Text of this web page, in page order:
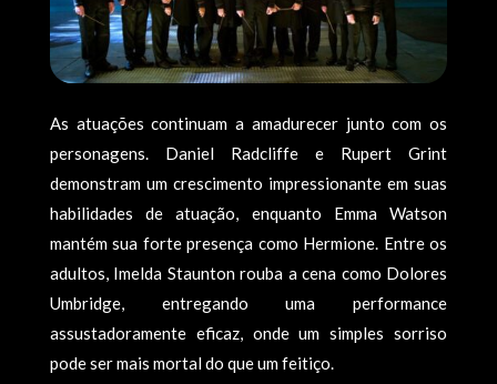
As atuações continuam a amadurecer junto com os
personagens. Daniel Radcliffe e Rupert Grint
demonstram um crescimento impressionante em suas
habilidades de atuação, enquanto Emma Watson
mantém sua forte presença como Hermione. Entre os
adultos, Imelda Staunton rouba a cena como Dolores
Umbridge, entregando uma performance
assustadoramente eficaz, onde um simples sorriso
pode ser mais mortal do que um feitiço.